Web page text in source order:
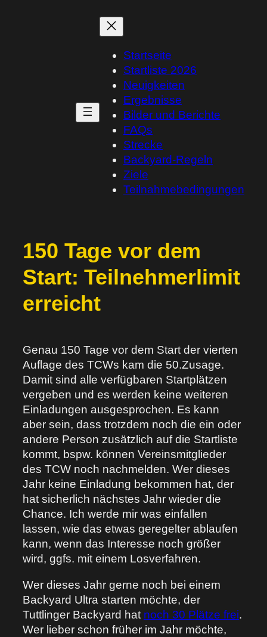
Startseite
Startliste 2026
Neuigkeiten
Ergebnisse
Bilder und Berichte
FAQs
Strecke
Backyard-Regeln
Ziele
Teilnahmebedingungen
150 Tage vor dem
Start: Teilnehmerlimit
erreicht
Genau 150 Tage vor dem Start der vierten
Auflage des TCWs kam die 50.Zusage.
Damit sind alle verfügbaren Startplätzen
vergeben und es werden keine weiteren
Einladungen ausgesprochen. Es kann
aber sein, dass trotzdem noch die ein oder
andere Person zusätzlich auf die Startliste
kommt, bspw. können Vereinsmitglieder
des TCW noch nachmelden. Wer dieses
Jahr keine Einladung bekommen hat, der
hat sicherlich nächstes Jahr wieder die
Chance. Ich werde mir was einfallen
lassen, wie das etwas geregelter ablaufen
kann, wenn das Interesse noch größer
wird, ggfs. mit einem Losverfahren.
Wer dieses Jahr gerne noch bei einem
Backyard Ultra starten möchte, der
Tuttlinger Backyard hat noch 30 Plätze frei.
Wer lieber schon früher im Jahr möchte,